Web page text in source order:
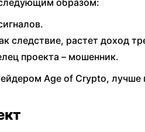
образом:
следствие, растет доход
проекта – мошенник.
Age of Crypto, лучше